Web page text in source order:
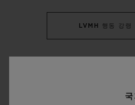
LVMH 행동 강령